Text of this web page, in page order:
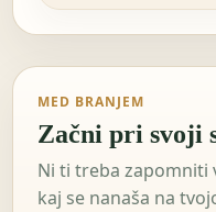
MED BRANJEM
Začni pri svoji
Ni ti treba zapomniti
kaj se nanaša na